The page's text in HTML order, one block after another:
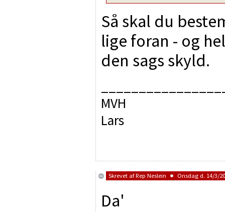
Så skal du
lige foran - og
den sags skyld.
MVH
Lars
Skrevet afRep Neslein Onsdag d. 14/3/
Da'